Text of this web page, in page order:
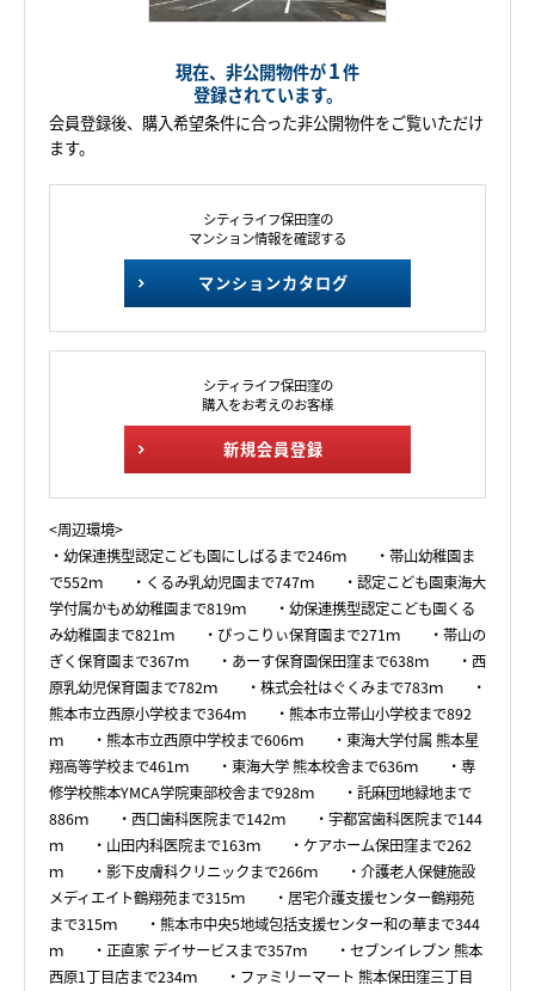
現在、非公開物件が1件
登録されています。
会員登録後、購入希望条件に合った非公開物件をご覧いただけ
ます。
シティライフ保田窪の
マンション情報を確認する
マンションカタログ
シティライフ保田窪の
購入をお考えのお客様
新規会員登録
<周辺環境>
・幼保連携型認定こども園にしばるまで246ｍ ・帯山幼稚園ま
で552ｍ ・くるみ乳幼児園まで747ｍ ・認定こども園東海大
学付属かもめ幼稚園まで819ｍ ・幼保連携型認定こども園くる
み幼稚園まで821ｍ ・ぴっこりぃ保育園まで271ｍ ・帯山の
ぎく保育園まで367ｍ ・あーす保育園保田窪まで638ｍ ・西
原乳幼児保育園まで782ｍ ・株式会社はぐくみまで783ｍ ・
熊本市立西原小学校まで364ｍ ・熊本市立帯山小学校まで892
ｍ ・熊本市立西原中学校まで606ｍ ・東海大学付属 熊本星
翔高等学校まで461ｍ ・東海大学 熊本校舎まで636ｍ ・専
修学校熊本YMCA学院東部校舎まで928ｍ ・託麻団地緑地まで
886ｍ ・西口歯科医院まで142ｍ ・宇都宮歯科医院まで144
ｍ ・山田内科医院まで163ｍ ・ケアホーム保田窪まで262
ｍ ・影下皮膚科クリニックまで266ｍ ・介護老人保健施設
メディエイト鶴翔苑まで315ｍ ・居宅介護支援センター鶴翔苑
まで315ｍ ・熊本市中央5地域包括支援センター和の華まで344
ｍ ・正直家 デイサービスまで357ｍ ・セブンイレブン 熊本
西原1丁目店まで234ｍ ・ファミリーマート 熊本保田窪三丁目